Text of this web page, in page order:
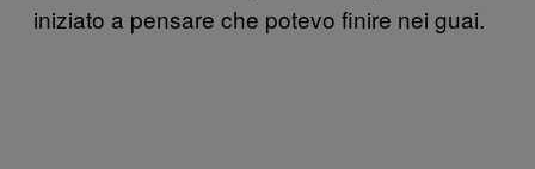
iniziato a pensare che potevo finire nei guai.